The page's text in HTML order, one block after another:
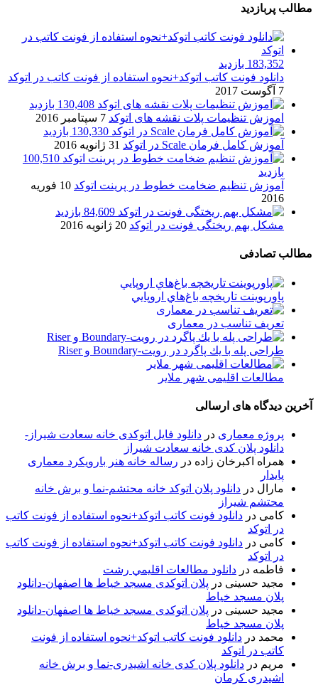
مطالب پربازدید
183,352 بازدید
دانلود فونت کاتب اتوکد+نحوه استفاده از فونت کاتب در اتوکد
7 آگوست 2017
130,408 بازدید
اموزش تنظیمات پلات نقشه های اتوکد 7 سپتامبر 2016
130,330 بازدید
آموزش کامل فرمان Scale در اتوکد
31 ژانویه 2016
100,510
بازدید
آموزش تنظیم ضخامت خطوط در پرینت اتوکد
10 فوریه
2016
84,609 بازدید
مشکل بهم ریختگی فونت در اتوکد 20 ژانویه 2016
مطالب تصادفی
پاورپوینت تاريخچه باغ‌هاي اروپايي
تعریف تناسب در معماری
طراحی ﭘﻠﻪ ﺑﺎ ﻳﻚ ﭘﺎﮔﺮﺩ در رویت-Boundary ﻭ Riser
مطالعات اقلیمی شهر ملایر
آخرین دیدگاه های ارسالی
پروژه معماری در دانلود فایل اتوکدی خانه سعادت شیراز-
دانلود پلان کدی خانه سعادت شیراز
همراه اکبرخان زاده در رساله خانه هنر بارویکرد معماری
پایدار
مارال در دانلود پلان اتوکد خانه محتشم-نما و برش خانه
محتشم شیراز
کامی در دانلود فونت کاتب اتوکد+نحوه استفاده از فونت کاتب
در اتوکد
کامی در دانلود فونت کاتب اتوکد+نحوه استفاده از فونت کاتب
در اتوکد
فاطمه در دانلود مطالعات اقليمي رشت
مجید حسینی در پلان اتوکدی مسجد خیاط ها اصفهان-دانلود
پلان مسجد خیاط
مجید حسینی در پلان اتوکدی مسجد خیاط ها اصفهان-دانلود
پلان مسجد خیاط
محمد در دانلود فونت کاتب اتوکد+نحوه استفاده از فونت
کاتب در اتوکد
مریم در دانلود پلان کدی خانه اشیدری-نما و برش خانه
اشیدری کرمان